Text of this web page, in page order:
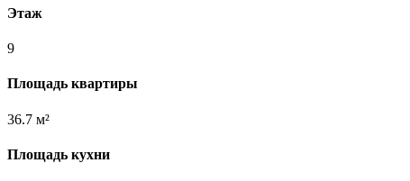
Этаж
9
Площадь квартиры
36.7 м²
Площадь кухни